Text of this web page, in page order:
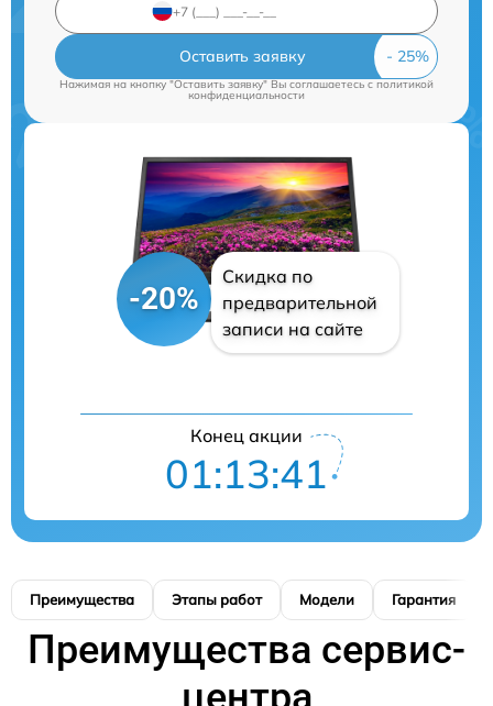
Оставить заявку
Нажимая на кнопку "Оставить заявку" Вы соглашаетесь cполитикой
конфиденциальности
-20%
Скидка по
предварительной
записи на сайте
Конец акции
01:13:40
Преимущества Этапы работ Модели Гарантия
Преимущества сервис-